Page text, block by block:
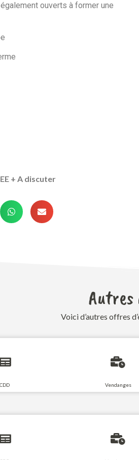
ouverts à former une
+ A discuter
Autres
Voici d’autres offres
CDD Vendanges